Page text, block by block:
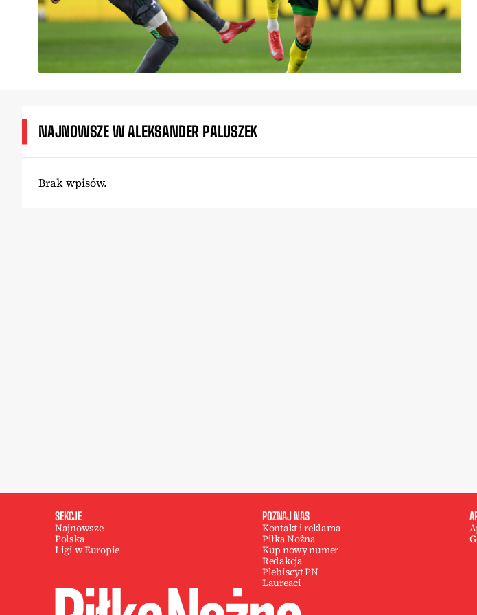
NAJNOWSZE W ALEKSANDER PALUSZEK
Brak wpisów.
SEKCJE
Najnowsze
Polska
Ligi w Europie
POZNAJ NAS
Kontakt i reklama
Piłka Nożna
Kup nowy numer
Redakcja
Plebiscyt PN
Laureaci